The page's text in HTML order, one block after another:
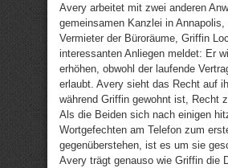
Avery arbeitet mit zwei anderen
gemeinsamen Kanzlei in
Vermieter der Büroräume, Griffin
interessanten Anliegen meldet: Er
erhöhen, obwohl der laufende
erlaubt. Avery sieht das Recht auf
während Griffin gewohnt ist, Recht
Als die Beiden sich nach einigen
Wortgefechten am Telefon zum
gegenüberstehen, ist es um sie
Avery trägt genauso wie Griffin die